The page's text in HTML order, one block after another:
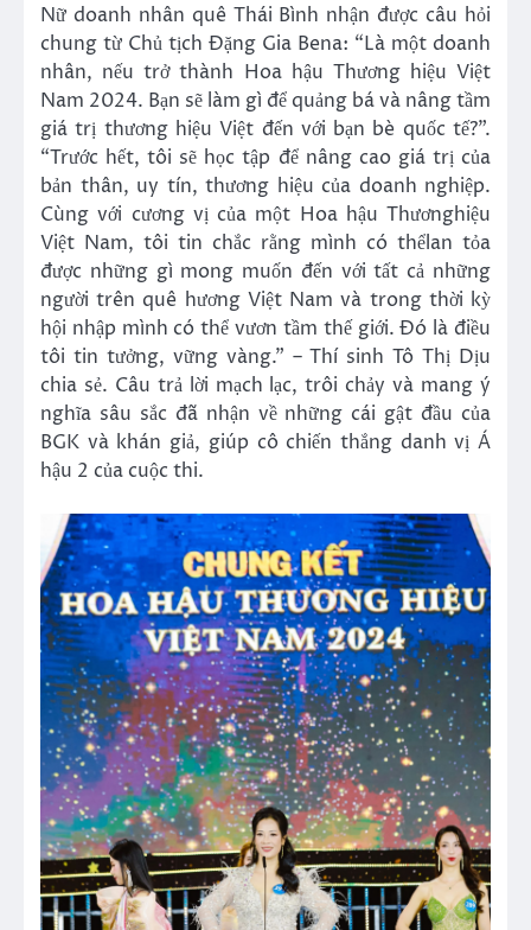
Nữ doanh nhân quê Thái Bình nhận được câu hỏi
chung từ Chủ tịch Đặng Gia Bena: “Là một doanh
nhân, nếu trở thành Hoa hậu Thương hiệu Việt
Nam 2024. Bạn sẽ làm gì để quảng bá và nâng tầm
giá trị thương hiệu Việt đến với bạn bè quốc tế?”.
“Trước hết, tôi sẽ học tập để nâng cao giá trị của
bản thân, uy tín, thương hiệu của doanh nghiệp.
Cùng với cương vị của một Hoa hậu Thươnghiệu
Việt Nam, tôi tin chắc rằng mình có thểlan tỏa
được những gì mong muốn đến với tất cả những
người trên quê hương Việt Nam và trong thời kỳ
hội nhập mình có thể vươn tầm thế giới. Đó là điều
tôi tin tưởng, vững vàng.” – Thí sinh Tô Thị Dịu
chia sẻ. Câu trả lời mạch lạc, trôi chảy và mang ý
nghĩa sâu sắc đã nhận về những cái gật đầu của
BGK và khán giả, giúp cô chiến thắng danh vị Á
hậu 2 của cuộc thi.